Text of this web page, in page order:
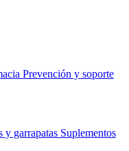
Prevención y soporte
y garrapatas Suplementos